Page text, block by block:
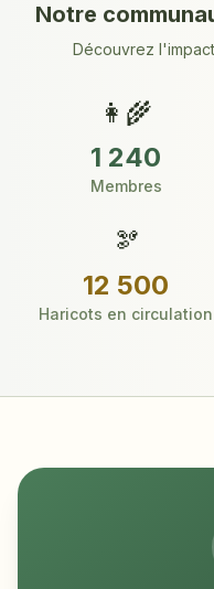
Notre
Découvrez
👩‍🌾
1 240
Membres
🫘
12 500
Haricots en circulation